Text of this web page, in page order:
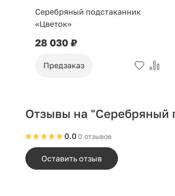
Серебряный подстаканник
«Цветок»
28 030 ₽
Предзаказ
Отзывы на "Серебряный
0 отзывов
0.0
Оставить отзыв